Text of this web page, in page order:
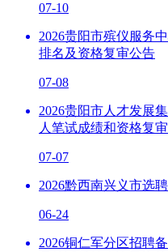
07-10
2026贵阳市殡仪服务
排名及资格复审公告
07-08
2026贵阳市人才发展
人笔试成绩和资格复
07-07
2026黔西南兴义市选
06-24
2026铜仁军分区招聘